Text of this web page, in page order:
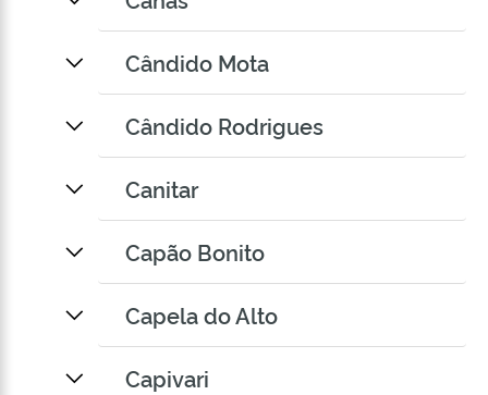
Cândido Mota
Cândido Rodrigues
Canitar
Capão Bonito
Capela do Alto
Capivari